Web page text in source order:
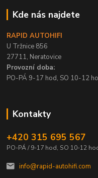
Kde nás najdete
RAPID AUTOHIFI
U Tržnice 856
27711, Neratovice
Provozní doba:
PO-PÁ 9-17 hod, SO 10-12
Kontakty
+420 315 695 567
PO-PÁ / 9-17 hod, SO 10-12
info@rapid-autohifi.com